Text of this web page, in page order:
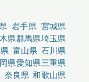
岩手県 宮城県
県群馬県埼玉県
富山県 石川県
県愛知県三重県
奈良県 和歌山県